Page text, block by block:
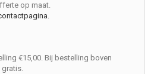
op maat.
€15,00. Bij bestelling boven
gratis.